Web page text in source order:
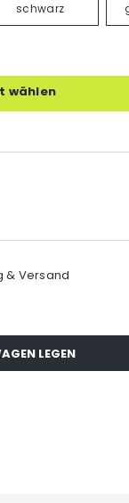
schwarz
wählen
& Versand
LEGEN